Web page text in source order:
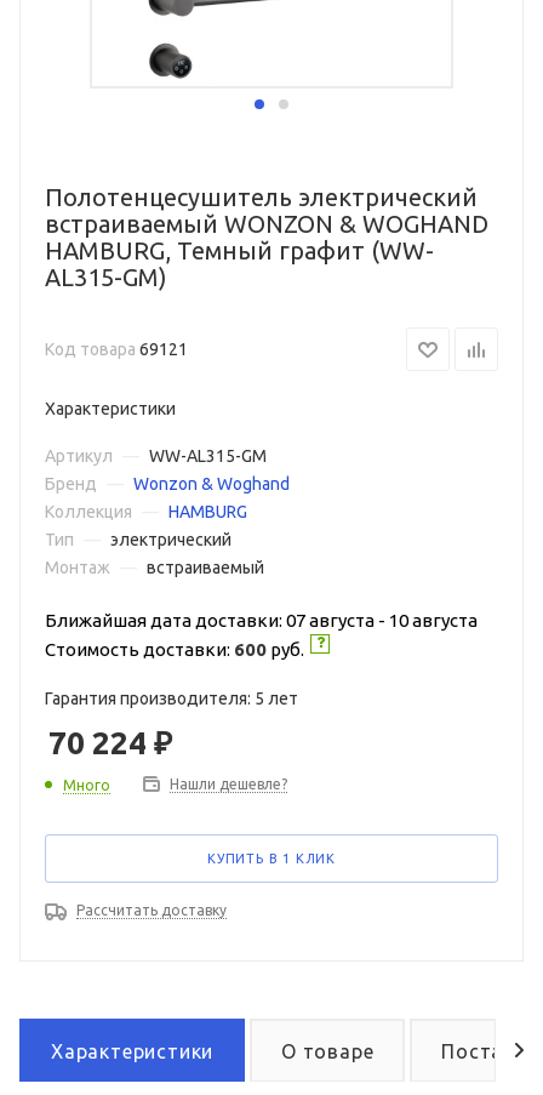
Полотенцесушитель электрический
встраиваемый WONZON & WOGHAND
HAMBURG, Темный графит (WW-
AL315-GM)
Код товара 69121
Характеристики
Артикул
WW-AL315-GM
Бренд
Wonzon & Woghand
Коллекция
HAMBURG
Тип
электрический
Монтаж
встраиваемый
Ближайшая дата доставки: 07 августа - 10 августа
Стоимость доставки: 600 руб.
Гарантия производителя: 5 лет
70 224 ₽
Много Нашли дешевле?
КУПИТЬ В 1 КЛИК
Рассчитать доставку
Характеристики О товаре Поставка